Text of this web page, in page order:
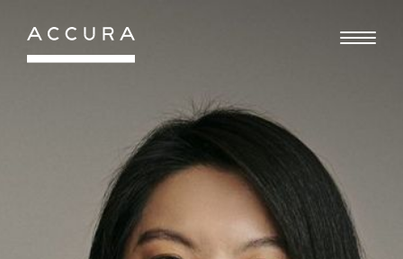
Gå
indhold